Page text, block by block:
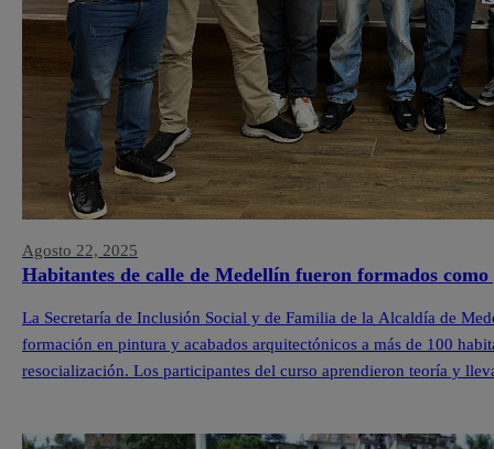
Agosto 22, 2025
Habitantes de calle de Medellín fueron formados
La Secretaría de Inclusión Social y de Familia de la Alcaldía de
formación en pintura y acabados arquitectónicos a más de 100
resocialización. Los participantes del curso aprendieron teoría y